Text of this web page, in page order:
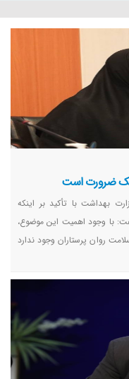
یک ضرورت است
بهداشت با تأکید بر اینکه
با وجود اهمیت این موضوع،
روان پرستاران وجود ندارد
و برنامه‌های آموزشی